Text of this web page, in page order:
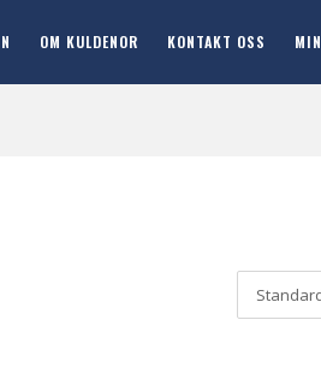
OM KULDENOR KONTAKT OSS